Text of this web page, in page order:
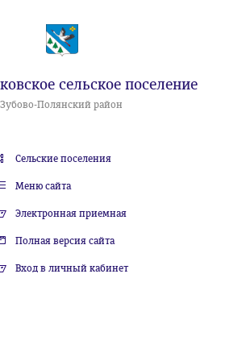
сельское поселение
Зубово-Полянский район
Сельские поселения
Меню сайта
Электронная приемная
Полная версия сайта
Вход в личный кабинет